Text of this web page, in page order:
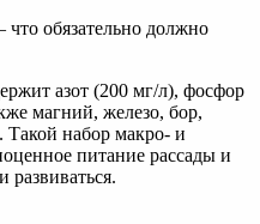
азот (200 мг/л), фосфор
магний, железо, бор,
набор макро- и
питание рассады и
развиваться.